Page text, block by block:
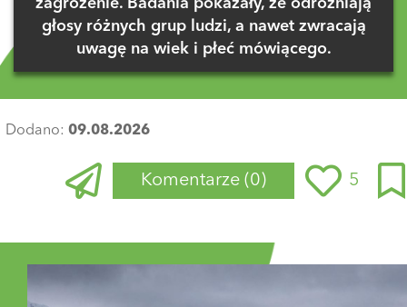
zagrożenie. Badania pokazały, że odróżniają
głosy różnych grup ludzi, a nawet zwracają
uwagę na wiek i płeć mówiącego.
Dodano: 09.08.2026
Komentarze (0) 5